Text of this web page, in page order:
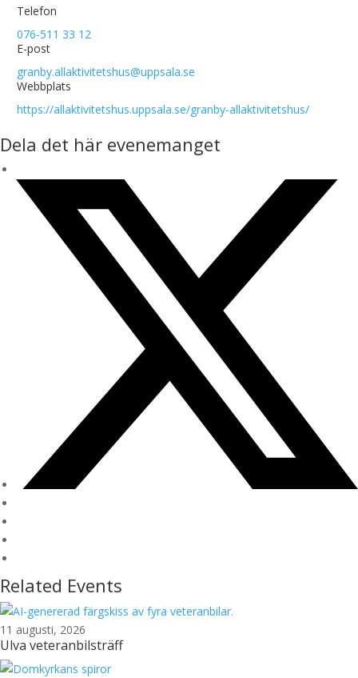
Telefon
076-511 33 12
E-post
granby.allaktivitetshus@uppsala.se
Webbplats
https://allaktivitetshus.uppsala.se/granby-allaktivitetshus/
Dela det här evenemanget
Related Events
11 augusti, 2026
Ulva veteranbilsträff